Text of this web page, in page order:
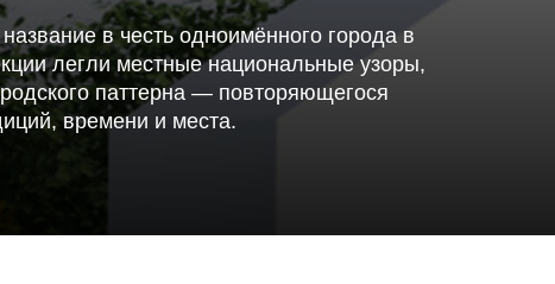
в честь одноимённого города в
легли местные национальные узоры,
паттерна — повторяющегося
времени и места.